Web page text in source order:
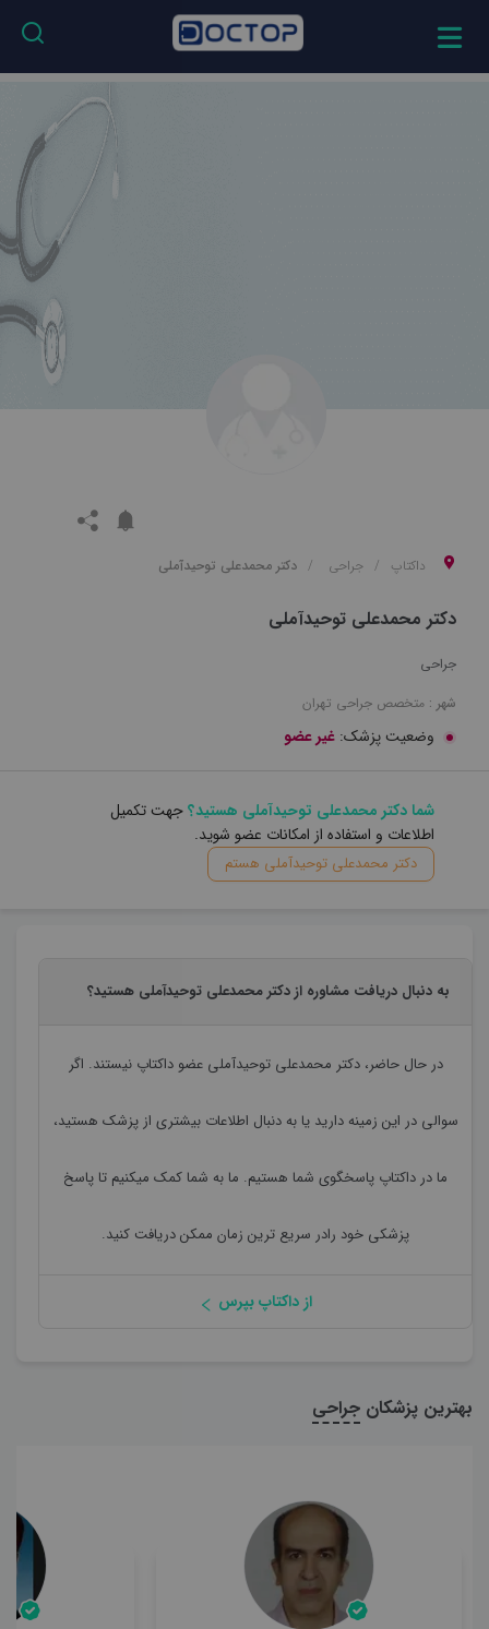
داکتاپ جراحی دکتر محمدعلی توحیدآملی
دکتر محمدعلی توحیدآملی
جراحی
شهر : متخصص جراحی تهران
وضعیت پزشک: غیر عضو
شما دکتر محمدعلی توحیدآملی هستید؟جهت تکمیل
اطلاعات و استفاده از امکانات عضو شوید.
دکتر محمدعلی توحیدآملی هستم
به دنبال دریافت مشاوره از دکتر محمدعلی توحیدآملی هستید؟
در حال حاضر،دکتر محمدعلی توحیدآملی عضو داکتاپ نیستند. اگر
سوالی در این زمینه دارید یا به دنبال اطلاعات بیشتری از پزشک هستید،
ما در داکتاپ پاسخگوی شما هستیم. ما به شما کمک میکنیم تا پاسخ
پزشکی خود رادر سریع ترین زمان ممکن دریافت کنید.
از داکتاپ بپرس
بهترین پزشکان جراحی